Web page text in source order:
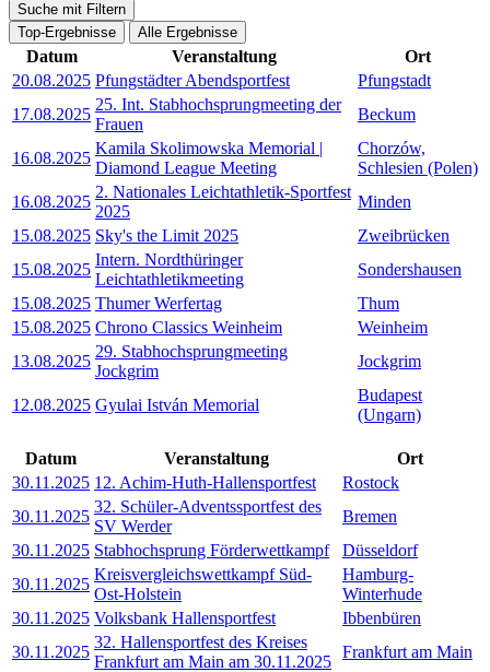
Suche mit Filtern
Top-Ergebnisse
Alle Ergebnisse
Datum Veranstaltung
Ort
20.08.2025 Pfungstädter Abendsportfest
Pfungstadt
17.08.2025
25. Int. Stabhochsprungmeeting der
Frauen
Beckum
16.08.2025
Kamila Skolimowska Memorial |
Diamond League Meeting
Chorzów,
Schlesien (Polen)
16.08.2025
2. Nationales Leichtathletik-Sportfest
2025
Minden
15.08.2025 Sky's the Limit 2025
Zweibrücken
15.08.2025
Intern. Nordthüringer
Leichtathletikmeeting
Sondershausen
15.08.2025 Thumer Werfertag
Thum
15.08.2025 Chrono Classics Weinheim
Weinheim
13.08.2025
29. Stabhochsprungmeeting
Jockgrim
Jockgrim
12.08.2025 Gyulai István Memorial
Budapest
(Ungarn)
Datum Veranstaltung
Ort
30.11.2025 12. Achim-Huth-Hallensportfest
Rostock
30.11.2025
32. Schüler-Adventssportfest des
SV Werder
Bremen
30.11.2025 Stabhochsprung Förderwettkampf
Düsseldorf
30.11.2025
Kreisvergleichswettkampf Süd-
Ost-Holstein
Hamburg-
Winterhude
30.11.2025 Volksbank Hallensportfest
Ibbenbüren
30.11.2025
32. Hallensportfest des Kreises
Frankfurt am Main am 30.11.2025
Frankfurt am Main